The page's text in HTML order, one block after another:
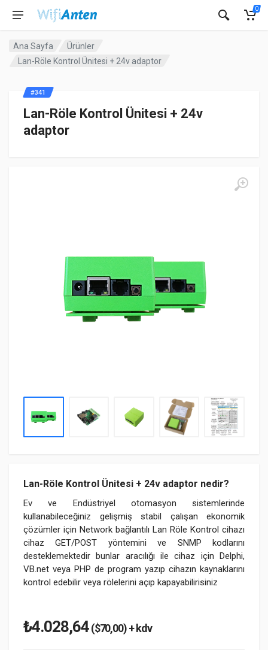
0
Ana Sayfa
Ürünler
Lan-Röle Kontrol Ünitesi + 24v adaptor
Lan-Röle Kontrol Ünitesi + 24v
adaptor
Lan-Röle Kontrol Ünitesi + 24v adaptor nedir?
Ev ve Endüstriyel otomasyon sistemlerinde
kullanabileceğiniz gelişmiş stabil çalışan ekonomik
çözümler için Network bağlantılı Lan Röle Kontrol cihazı
cihaz GET/POST yöntemini ve SNMP kodlarını
desteklemektedir bunlar aracılığı ile cihaz için Delphi,
VB.net veya PHP de program yazıp cihazın kaynaklarını
kontrol edebilir veya rölelerini açıp kapayabilirisiniz
#341
₺4.028,64($70,00) + kdv